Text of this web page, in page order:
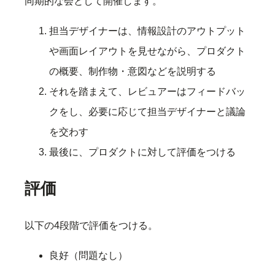
担当デザイナーは、情報設計のアウトプット
や画面レイアウトを見せながら、プロダクト
の概要、制作物・意図などを説明する
それを踏まえて、レビュアーはフィードバッ
クをし、必要に応じて担当デザイナーと議論
を交わす
最後に、プロダクトに対して評価をつける
評価
以下の4段階で評価をつける。
良好（問題なし）